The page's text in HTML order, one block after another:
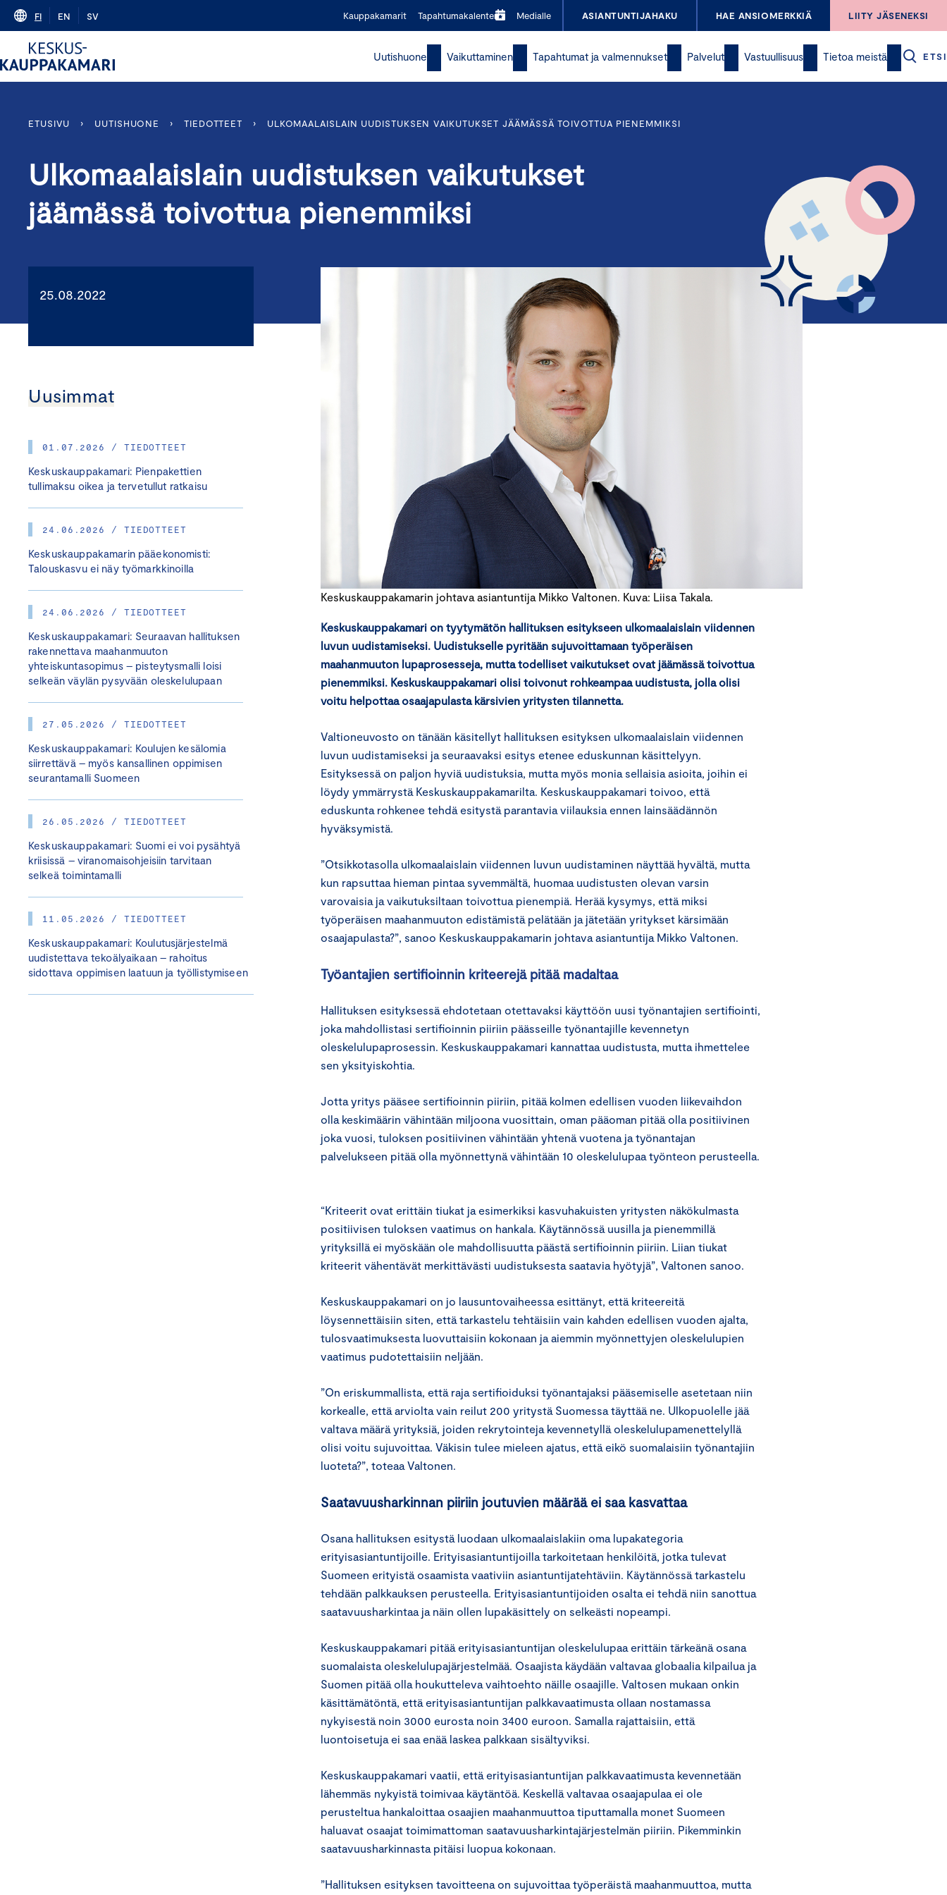
Skip
content
FI EN SV Kauppakamarit Tapahtumakalenteri Medialle ASIANTUNTIJAHAKU HAE ANSIOMERKKIÄ LIITY JÄSENEKSI
Uutishuone Vaikuttaminen Tapahtumat ja valmennukset Palvelut Vastuullisuus Tietoa meistä ETSI
ETUSIVU › UUTISHUONE › TIEDOTTEET › ULKOMAALAISLAIN UUDISTUKSEN VAIKUTUKSET JÄÄMÄSSÄ TOIVOTTUA PIENEMMIKSI
Ulkomaalaislain uudistuksen vaikutukset
jäämässä toivottua pienemmiksi
25.08.2022
Uusimmat
01.07.2026 / TIEDOTTEET
Keskuskauppakamari: Pienpakettien
tullimaksu oikea ja tervetullut ratkaisu
24.06.2026 / TIEDOTTEET
Keskuskauppakamarin pääekonomisti:
Talouskasvu ei näy työmarkkinoilla
24.06.2026 / TIEDOTTEET
Keskuskauppakamari: Seuraavan hallituksen
rakennettava maahanmuuton
yhteiskuntasopimus – pisteytysmalli loisi
selkeän väylän pysyvään oleskelulupaan
27.05.2026 / TIEDOTTEET
Keskuskauppakamari: Koulujen kesälomia
siirrettävä – myös kansallinen oppimisen
seurantamalli Suomeen
26.05.2026 / TIEDOTTEET
Keskuskauppakamari: Suomi ei voi pysähtyä
kriisissä – viranomaisohjeisiin tarvitaan
selkeä toimintamalli
11.05.2026 / TIEDOTTEET
Keskuskauppakamari: Koulutusjärjestelmä
uudistettava tekoälyaikaan – rahoitus
sidottava oppimisen laatuun ja työllistymiseen
Keskuskauppakamarin johtava asiantuntija Mikko Valtonen. Kuva: Liisa Takala.
Keskuskauppakamari on tyytymätön hallituksen esitykseen ulkomaalaislain viidennen
luvun uudistamiseksi. Uudistukselle pyritään sujuvoittamaan työperäisen
maahanmuuton lupaprosesseja, mutta todelliset vaikutukset ovat jäämässä toivottua
pienemmiksi. Keskuskauppakamari olisi toivonut rohkeampaa uudistusta, jolla olisi
voitu helpottaa osaajapulasta kärsivien yritysten tilannetta.
Valtioneuvosto on tänään käsitellyt hallituksen esityksen ulkomaalaislain viidennen
luvun uudistamiseksi ja seuraavaksi esitys etenee eduskunnan käsittelyyn.
Esityksessä on paljon hyviä uudistuksia, mutta myös monia sellaisia asioita, joihin ei
löydy ymmärrystä Keskuskauppakamarilta. Keskuskauppakamari toivoo, että
eduskunta rohkenee tehdä esitystä parantavia viilauksia ennen lainsäädännön
hyväksymistä.
”Otsikkotasolla ulkomaalaislain viidennen luvun uudistaminen näyttää hyvältä, mutta
kun rapsuttaa hieman pintaa syvemmältä, huomaa uudistusten olevan varsin
varovaisia ja vaikutuksiltaan toivottua pienempiä. Herää kysymys, että miksi
työperäisen maahanmuuton edistämistä pelätään ja jätetään yritykset kärsimään
osaajapulasta?”, sanoo Keskuskauppakamarin johtava asiantuntija Mikko Valtonen.
Työantajien sertifioinnin kriteerejä pitää madaltaa
Hallituksen esityksessä ehdotetaan otettavaksi käyttöön uusi työnantajien sertifiointi,
joka mahdollistasi sertifioinnin piiriin päässeille työnantajille kevennetyn
oleskelulupaprosessin. Keskuskauppakamari kannattaa uudistusta, mutta ihmettelee
sen yksityiskohtia.
Jotta yritys pääsee sertifioinnin piiriin, pitää kolmen edellisen vuoden liikevaihdon
olla keskimäärin vähintään miljoona vuosittain, oman pääoman pitää olla positiivinen
joka vuosi, tuloksen positiivinen vähintään yhtenä vuotena ja työnantajan
palvelukseen pitää olla myönnettynä vähintään 10 oleskelulupaa työnteon perusteella.
“Kriteerit ovat erittäin tiukat ja esimerkiksi kasvuhakuisten yritysten näkökulmasta
positiivisen tuloksen vaatimus on hankala. Käytännössä uusilla ja pienemmillä
yrityksillä ei myöskään ole mahdollisuutta päästä sertifioinnin piiriin. Liian tiukat
kriteerit vähentävät merkittävästi uudistuksesta saatavia hyötyjä”, Valtonen sanoo.
Keskuskauppakamari on jo lausuntovaiheessa esittänyt, että kriteereitä
löysennettäisiin siten, että tarkastelu tehtäisiin vain kahden edellisen vuoden ajalta,
tulosvaatimuksesta luovuttaisiin kokonaan ja aiemmin myönnettyjen oleskelulupien
vaatimus pudotettaisiin neljään.
”On eriskummallista, että raja sertifioiduksi työnantajaksi pääsemiselle asetetaan niin
korkealle, että arviolta vain reilut 200 yritystä Suomessa täyttää ne. Ulkopuolelle jää
valtava määrä yrityksiä, joiden rekrytointeja kevennetyllä oleskelulupamenettelyllä
olisi voitu sujuvoittaa. Väkisin tulee mieleen ajatus, että eikö suomalaisiin työnantajiin
luoteta?”, toteaa Valtonen.
Saatavuusharkinnan piiriin joutuvien määrää ei saa kasvattaa
Osana hallituksen esitystä luodaan ulkomaalaislakiin oma lupakategoria
erityisasiantuntijoille. Erityisasiantuntijoilla tarkoitetaan henkilöitä, jotka tulevat
Suomeen erityistä osaamista vaativiin asiantuntijatehtäviin. Käytännössä tarkastelu
tehdään palkkauksen perusteella. Erityisasiantuntijoiden osalta ei tehdä niin sanottua
saatavuusharkintaa ja näin ollen lupakäsittely on selkeästi nopeampi.
Keskuskauppakamari pitää erityisasiantuntijan oleskelulupaa erittäin tärkeänä osana
suomalaista oleskelulupajärjestelmää. Osaajista käydään valtavaa globaalia kilpailua ja
Suomen pitää olla houkutteleva vaihtoehto näille osaajille. Valtosen mukaan onkin
käsittämätöntä, että erityisasiantuntijan palkkavaatimusta ollaan nostamassa
nykyisestä noin 3000 eurosta noin 3400 euroon. Samalla rajattaisiin, että
luontoisetuja ei saa enää laskea palkkaan sisältyviksi.
Keskuskauppakamari vaatii, että erityisasiantuntijan palkkavaatimusta kevennetään
lähemmäs nykyistä toimivaa käytäntöä. Keskellä valtavaa osaajapulaa ei ole
perusteltua hankaloittaa osaajien maahanmuuttoa tiputtamalla monet Suomeen
haluavat osaajat toimimattoman saatavuusharkintajärjestelmän piiriin. Pikemminkin
saatavuusharkinnasta pitäisi luopua kokonaan.
”Hallituksen esityksen tavoitteena on sujuvoittaa työperäistä maahanmuuttoa, mutta